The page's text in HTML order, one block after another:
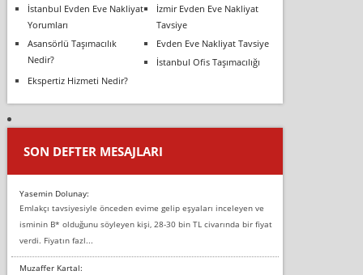
İstanbul Evden Eve Nakliyat
Yorumları
İzmir Evden Eve Nakliyat
Tavsiye
Asansörlü Taşımacılık
Nedir?
Evden Eve Nakliyat Tavsiye
İstanbul Ofis Taşımacılığı
Ekspertiz Hizmeti Nedir?
SON DEFTER MESAJLARI
Yasemin Dolunay:
Emlakçı tavsiyesiyle önceden evime gelip eşyaları inceleyen ve
isminin B* olduğunu söyleyen kişi, 28-30 bin TL civarında bir fiyat
verdi. Fiyatın fazl...
Muzaffer Kartal: